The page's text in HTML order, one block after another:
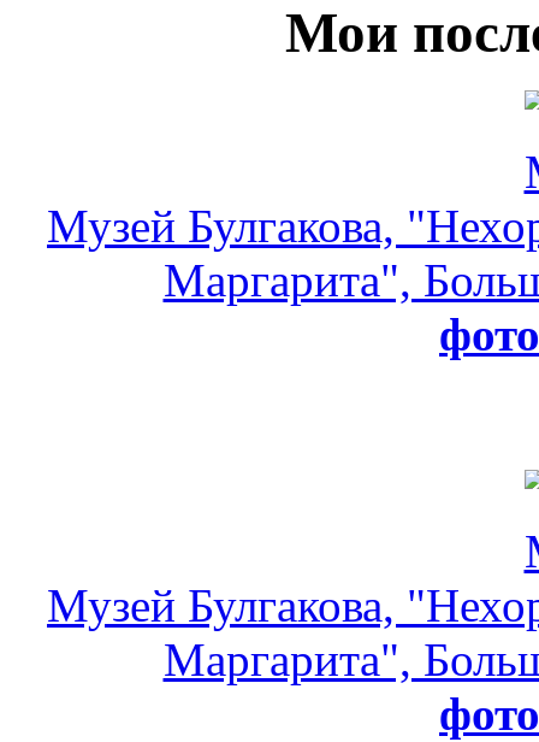
Мои
Музей Булгакова,
Маргарита",
Музей Булгакова,
Маргарита",